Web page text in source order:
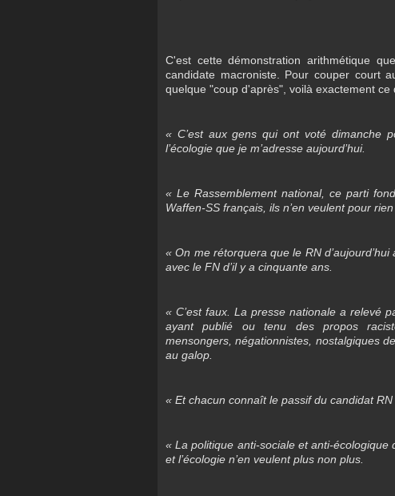
C'est cette démonstration arithmétique
candidate macroniste. Pour couper court
quelque "coup d'après", voilà exactement ce
« C’est aux gens qui ont voté dimanche
l’écologie que je m’adresse aujourd’hui.
« Le Rassemblement national, ce parti
Waffen-SS français, ils n’en veulent pour
« On me rétorquera que le RN
avec le FN d’il y a cinquante ans.
« C’est faux. La presse nationale a relevé
ayant publié ou tenu des propos
mensongers, négationnistes, nostalgiques
au galop.
« Et chacun connaît le passif du candidat
« La politique anti-sociale et anti-
et l’écologie n’en veulent plus non plus.